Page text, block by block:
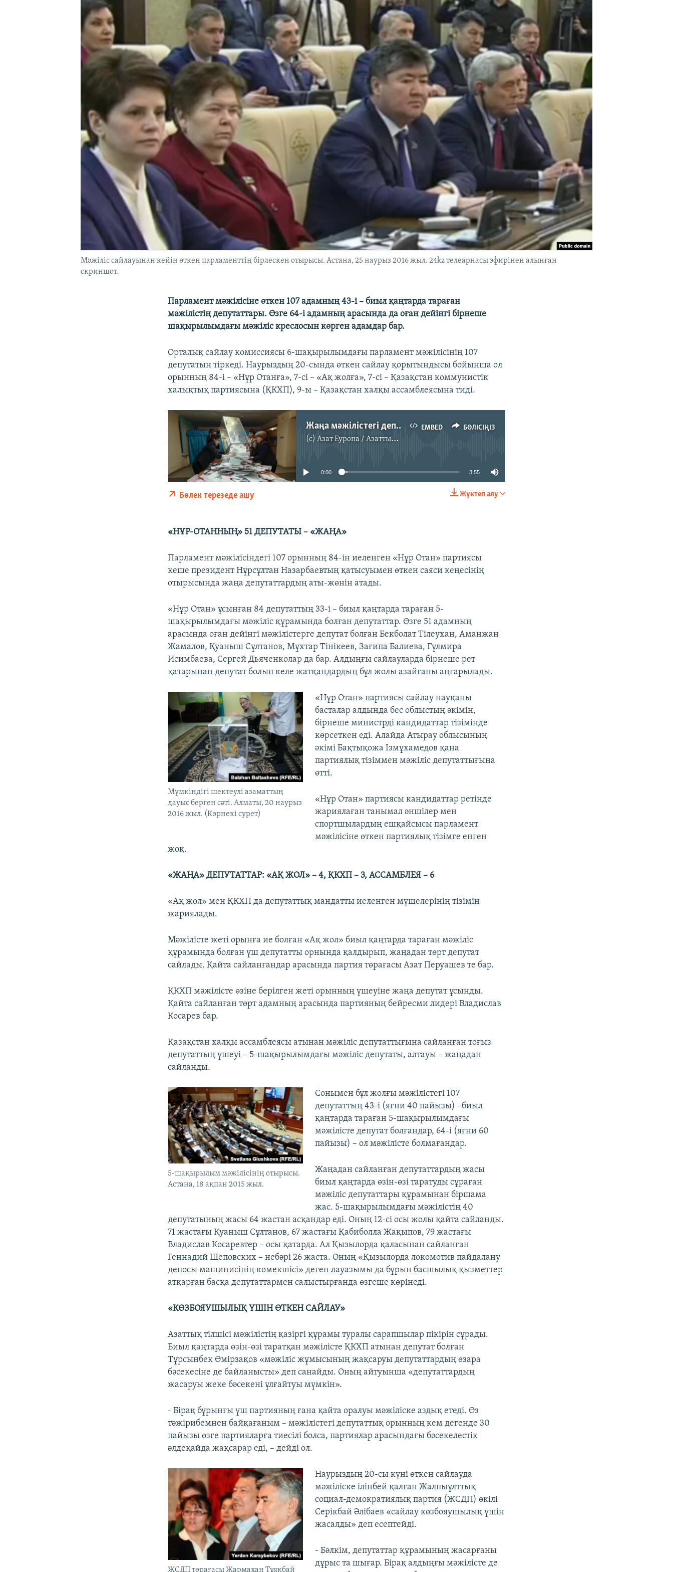
Мәжіліс сайлауынан кейін өткен парламенттің бірлескен отырысы. Астана, 25 наурыз 2016 жыл. 24kz телеарнасы эфирінен алынған
скриншот.
Парламент мәжілісіне өткен 107 адамның 43-і – биыл қаңтарда тараған
мәжілістің депутаттары. Өзге 64-і адамның арасында да оған дейінгі бірнеше
шақырылымдағы мәжіліс креслосын көрген адамдар бар.
Орталық сайлау комиссиясы 6-шақырылымдағы парламент мәжілісінің 107
депутатын тіркеді. Наурыздың 20-сында өткен сайлау қорытындысы бойынша ол
орынның 84-і – «Нұр Отанға», 7-сі – «Ақ жолға», 7-сі – Қазақстан коммунистік
халықтық партиясына (ҚКХП), 9-ы – Қазақстан халқы ассамблеясына тиді.
EMBED БӨЛІСІҢІЗ
Жаңа мәжілістегі депутаттардың 40 пайызы – «ескі»
(c)Азат Еуропа / Азаттық Радиосы
БӨЛІСІҢІЗ
No media source currently available
0:00 3:55
Жүктеп алу
Бөлек терезеде ашу
«НҰР-ОТАННЫҢ» 51 ДЕПУТАТЫ – «ЖАҢА»
Парламент мәжілісіндегі 107 орынның 84-ін иеленген «Нұр Отан» партиясы
кеше президент Нұрсұлтан Назарбаевтың қатысуымен өткен саяси кеңесінің
отырысында жаңа депутаттардың аты-жөнін атады.
«Нұр Отан» ұсынған 84 депутаттың 33-і – биыл қаңтарда тараған 5-
шақырылымдағы мәжіліс құрамында болған депутаттар. Өзге 51 адамның
арасында оған дейінгі мәжілістерге депутат болған Бекболат Тілеухан, Аманжан
Жамалов, Қуаныш Сұлтанов, Мұхтар Тінікеев, Зағипа Балиева, Гүлмира
Исимбаева, Сергей Дьяченколар да бар. Алдыңғы сайлауларда бірнеше рет
қатарынан депутат болып келе жатқандардың бұл жолы азайғаны аңғарылады.
Мүмкіндігі шектеулі азаматтың
дауыс берген сәті. Алматы, 20 наурыз
2016 жыл. (Көрнекі сурет)
«Нұр Отан» партиясы сайлау науқаны
басталар алдында бес облыстың әкімін,
бірнеше министрді кандидаттар тізімінде
көрсеткен еді. Алайда Атырау облысының
әкімі Бақтықожа Ізмұхамедов қана
партиялық тізіммен мәжіліс депутаттығына
өтті.
«Нұр Отан» партиясы кандидаттар ретінде
жариялаған танымал әншілер мен
спортшылардың ешқайсысы парламент
мәжілісіне өткен партиялық тізімге енген
жоқ.
«ЖАҢА» ДЕПУТАТТАР: «АҚ ЖОЛ» – 4, ҚКХП – 3, АССАМБЛЕЯ – 6
«Ақ жол» мен ҚКХП да депутаттық мандатты иеленген мүшелерінің тізімін
жариялады.
Мәжілісте жеті орынға ие болған «Ақ жол» биыл қаңтарда тараған мәжіліс
құрамында болған үш депутатты орнында қалдырып, жаңадан төрт депутат
сайлады. Қайта сайланғандар арасында партия төрағасы Азат Перуашев те бар.
ҚКХП мәжілісте өзіне берілген жеті орынның үшеуіне жаңа депутат ұсынды.
Қайта сайланған төрт адамның арасында партияның бейресми лидері Владислав
Косарев бар.
Қазақстан халқы ассамблеясы атынан мәжіліс депутаттығына сайланған тоғыз
депутаттың үшеуі – 5-шақырылымдағы мәжіліс депутаты, алтауы – жаңадан
сайланды.
5-шақырылым мәжілісінің отырысы.
Астана, 18 ақпан 2015 жыл.
Сонымен бұл жолғы мәжілістегі 107
депутаттың 43-і (яғни 40 пайызы) –биыл
қаңтарда тараған 5-шақырылымдағы
мәжілісте депутат болғандар, 64-і (яғни 60
пайызы) – ол мәжілісте болмағандар.
Жаңадан сайланған депутаттардың жасы
биыл қаңтарда өзін-өзі таратуды сұраған
мәжіліс депутаттары құрамынан біршама
жас. 5-шақырылымдағы мәжілістің 40
депутатының жасы 64 жастан асқандар еді. Оның 12-сі осы жолы қайта сайланды.
71 жастағы Қуаныш Сұлтанов, 67 жастағы Қабиболла Жақыпов, 79 жастағы
Владислав Косаревтер – осы қатарда. Ал Қызылорда қаласынан сайланған
Геннадий Щеповских – небәрі 26 жаста. Оның «Қызылорда локомотив пайдалану
депосы машинисінің көмекшісі» деген лауазымы да бұрын басшылық қызметтер
атқарған басқа депутаттармен салыстырғанда өзгеше көрінеді.
«КӨЗБОЯУШЫЛЫҚ ҮШІН ӨТКЕН САЙЛАУ»
Азаттық тілшісі мәжілістің қазіргі құрамы туралы сарапшылар пікірін сұрады.
Биыл қаңтарда өзін-өзі таратқан мәжілісте ҚКХП атынан депутат болған
Тұрсынбек Өмірзақов «мәжіліс жұмысының жақсаруы депутаттардың өзара
бәсекесіне де байланысты» деп санайды. Оның айтуынша «депутаттардың
жасаруы жеке бәсекені ұлғайтуы мүмкін».
- Бірақ бұрынғы үш партияның ғана қайта оралуы мәжіліске аздық етеді. Өз
тәжірибемнен байқағаным – мәжілістегі депутаттық орынның кем дегенде 30
пайызы өзге партияларға тиесілі болса, партиялар арасындағы бәсекелестік
әлдеқайда жақсарар еді, – дейді ол.
ЖСДП төрағасы Жармахан Тұяқбай
Наурыздың 20-сы күні өткен сайлауда
мәжіліске ілінбей қалған Жалпыұлттық
социал-демократиялық партия (ЖСДП) өкілі
Серікбай Әлібаев «сайлау көзбояушылық үшін
жасалды» деп есептейді.
- Бәлкім, депутаттар құрамының жасарғаны
дұрыс та шығар. Бірақ алдыңғы мәжілісте де